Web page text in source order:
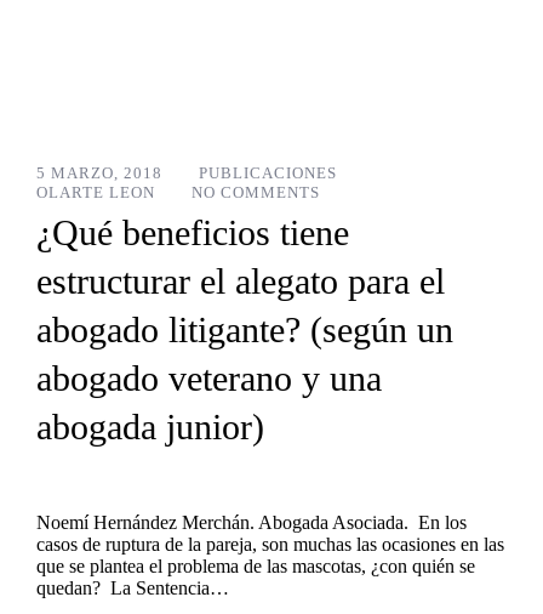
5 MARZO, 2018
PUBLICACIONES
OLARTE LEON
NO COMMENTS
¿Qué beneficios tiene
estructurar el alegato para el
abogado litigante? (según un
abogado veterano y una
abogada junior)
Noemí Hernández Merchán. Abogada Asociada. En los
casos de ruptura de la pareja, son muchas las ocasiones en las
que se plantea el problema de las mascotas, ¿con quién se
quedan? La Sentencia…